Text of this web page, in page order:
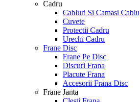
Cadru
Cabluri Si Camasi Cablu
Cuvete
Protectii Cadru
Urechi Cadru
Frane Disc
Frane Pe Disc
Discuri Frana
Placute Frana
Accesorii Frana Disc
Frane Janta